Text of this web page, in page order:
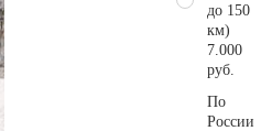
до 150
км)
7.000
руб.
По
России